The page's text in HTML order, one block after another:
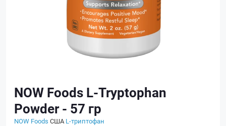
NOW Foods L-Tryptophan
Powder - 57 гр
NOW Foods США L-триптофан